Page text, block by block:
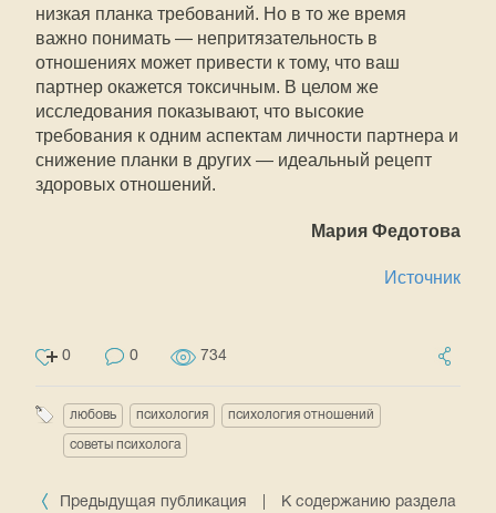
низкая планка требований. Но в то же время
важно понимать — непритязательность в
отношениях может привести к тому, что ваш
партнер окажется токсичным. В целом же
исследования показывают, что высокие
требования к одним аспектам личности партнера и
снижение планки в других — идеальный рецепт
здоровых отношений.
Мария Федотова
Источник
0 0 734
любовь психология психология отношений
советы психолога
Предыдущая публикация
К содержанию раздела